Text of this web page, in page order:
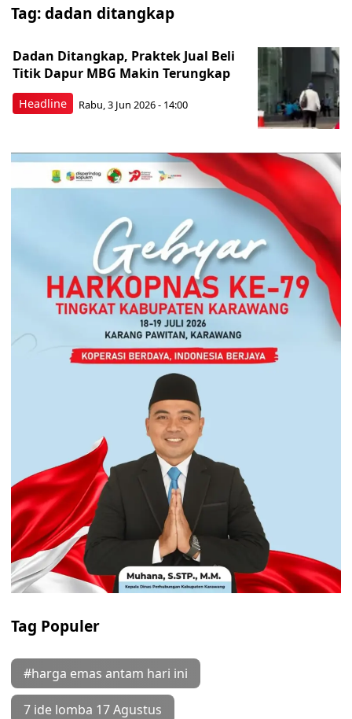
Tag:dadan ditangkap
Headline
Dadan Ditangkap, Praktek Jual Beli
Titik Dapur MBG Makin Terungkap
Rabu, 3 Jun 2026 - 14:00
Tag Populer
#harga emas antam hari ini
7 ide lomba 17 Agustus